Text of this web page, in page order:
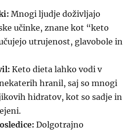
Mnogi ljudje doživljajo
učinke, znane kot “keto
utrujenost, glavobole in
Keto dieta lahko vodi v
hranil, saj so mnogi
hidratov, kot so sadje in
Dolgotrajno